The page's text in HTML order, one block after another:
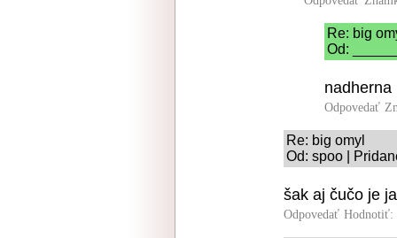
Re: big
Od:
nadherna
Odpovedať
Re: big omyl
Od: spoo |
šak aj čučo je
Odpovedať Hodnotiť: